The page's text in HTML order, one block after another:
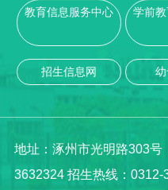
教育信息服务中心 学前
招生信息网
地址：涿州市光明路303号
3632324 招生热线：0312-